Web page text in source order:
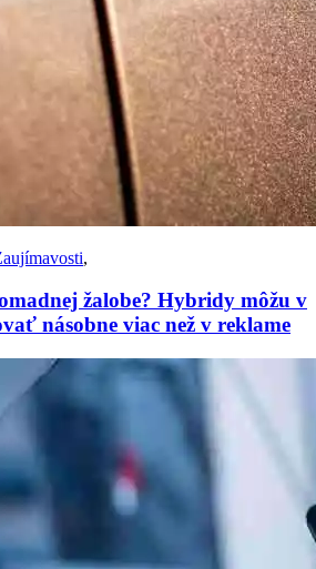
,
žalobe? Hybridy môžu v
násobne viac než v reklame